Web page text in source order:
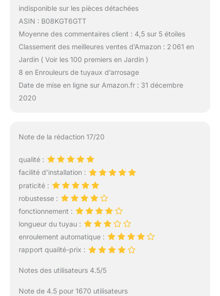
indisponible sur les pièces détachées
ASIN : B08KGT6GTT
Moyenne des commentaires client : 4,5 sur 5 étoiles
Classement des meilleures ventes d’Amazon : 2 061 en
Jardin ( Voir les 100 premiers en Jardin )
8 en Enrouleurs de tuyaux d’arrosage
Date de mise en ligne sur Amazon.fr : 31 décembre
2020
Note de la rédaction 17/20
qualité :
facilité d’installation :
praticité :
robustesse :
fonctionnement :
longueur du tuyau :
enroulement automatique :
rapport qualité-prix :
Notes des utilisateurs 4.5/5
Note de 4.5 pour 1670 utilisateurs